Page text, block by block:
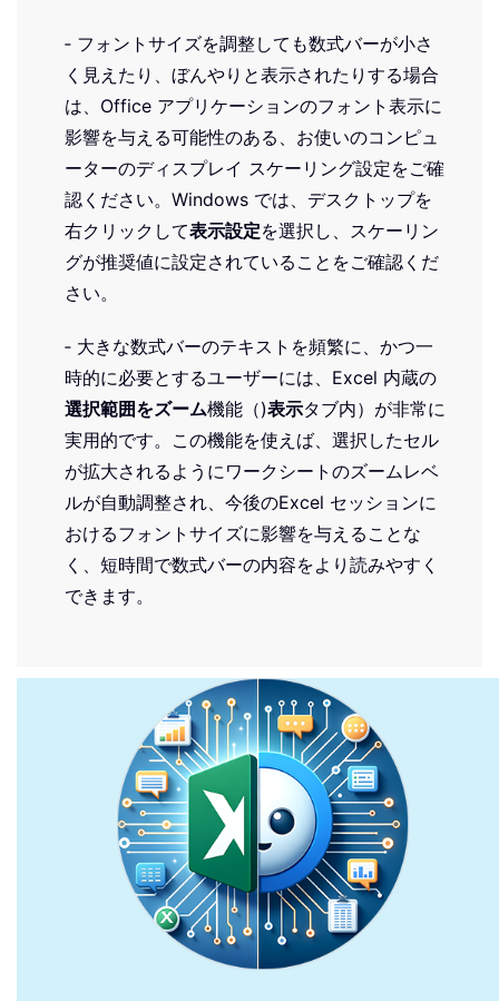
‐ フォントサイズを調整しても数式バーが小さ
く見えたり、ぼんやりと表示されたりする場合
は、Office アプリケーションのフォント表示に
影響を与える可能性のある、お使いのコンピュ
ーターのディスプレイ スケーリング設定をご確
認ください。Windows では、デスクトップを
右クリックして表示設定を選択し、スケーリン
グが推奨値に設定されていることをご確認くだ
さい。
‐ 大きな数式バーのテキストを頻繁に、かつ一
時的に必要とするユーザーには、Excel 内蔵の
選択範囲をズーム機能（)表示タブ内）が非常に
実用的です。この機能を使えば、選択したセル
が拡大されるようにワークシートのズームレベ
ルが自動調整され、今後のExcel セッションに
おけるフォントサイズに影響を与えることな
く、短時間で数式バーの内容をより読みやすく
できます。